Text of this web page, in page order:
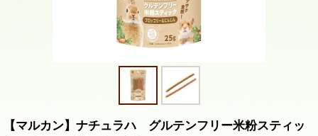
【マルカン】ナチュラハ グルテンフリー米粉スティッ